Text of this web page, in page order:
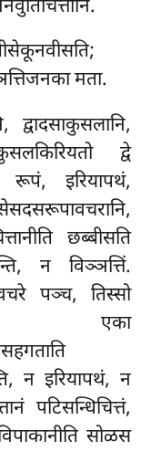
मता.
द्वे
रूपं, इरियापथं,
छब्बीसति
न विञ्ञत्तिं.
पञ्च, तिस्सो
एका
न इरियापथं, न
पटिसन्धिचित्तं,
सोळस